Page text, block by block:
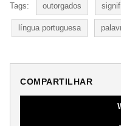
Tags: outorgados
língua portuguesa
COMPARTILHAR